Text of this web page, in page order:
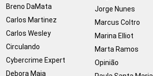
Breno DaMata
Carlos Martinez
Carlos Wesley
Circulando
Cybercrime Expert
Debora Maia
Jorge Nunes
Marcus Coltro
Marina Elliot
Marta Ramos
Opinião